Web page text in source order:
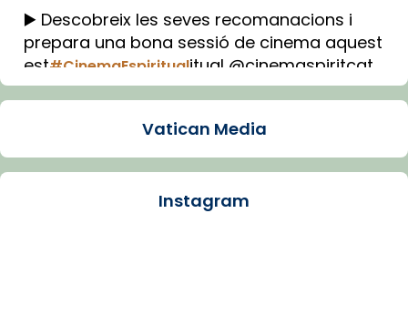
▶️ Descobreix les seves recomanacions i
prepara una bona sessió de cinema aquest
est#CinemaEspiritualitual @cinemaspiritcat
Imatge: Generada amb IA (OpenAI)
Arquebisbat de Barcelona
Vatican Media
Instagram